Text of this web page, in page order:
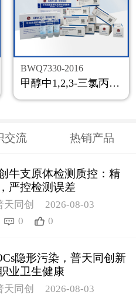
BWQ7330-2016
甲醇中1,2,3-三氯丙烷溶液标准物质
交流 热销产品
牛支原体检测质控：精
严控检测误差
天同创
2026-08-03
0 0
隐形污染，普天同创新
业卫生健康
天同创
2026-08-03